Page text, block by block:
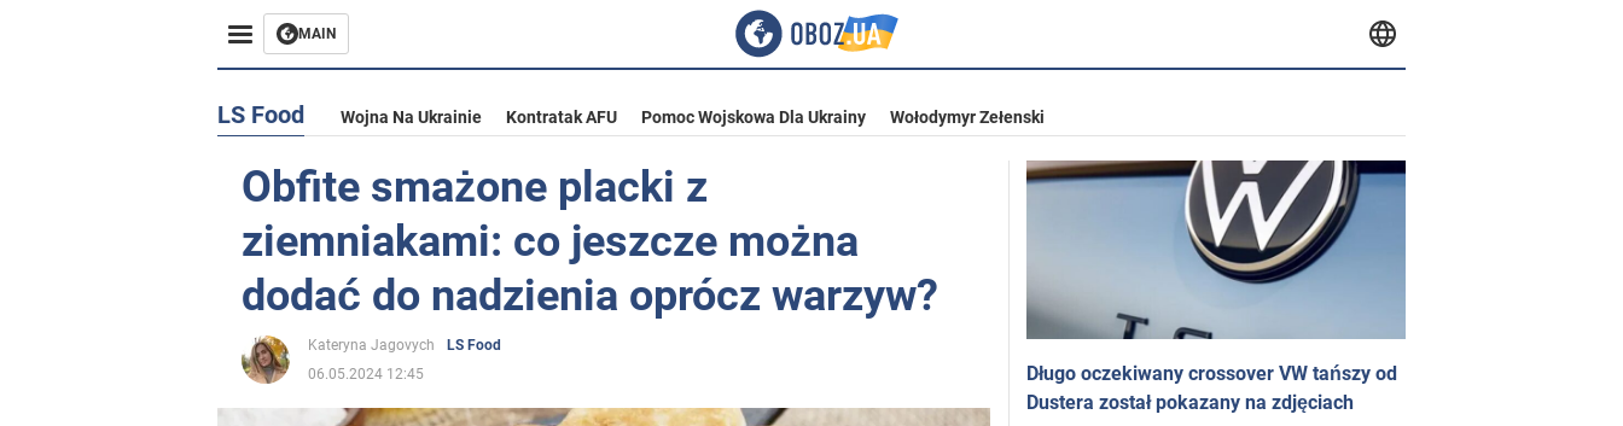
MAIN
LS Food Wojna Na Ukrainie Kontratak AFU Pomoc Wojskowa Dla Ukrainy Wołodymyr Zełenski
Obfite smażone placki z
ziemniakami: co jeszcze można
dodać do nadzienia oprócz warzyw?
Kateryna Jagovych
LS Food
06.05.2024 12:45
Długo oczekiwany crossover VW tańszy od
Dustera został pokazany na zdjęciach